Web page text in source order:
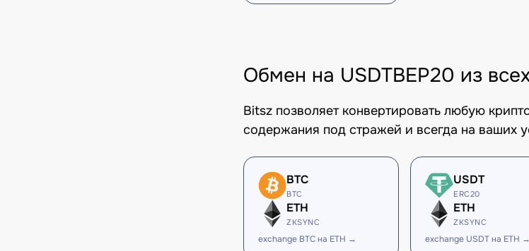
Обмен на USDTBEP20 из
Bitsz позволяет конвертировать любую
содержания под стражей и всегда на ваших
BTC
BTC
ETH
ZKSYNC
exchange BTC на ETH →
USDT
ERC20
ETH
ZKSYNC
exchange USDT на ETH →